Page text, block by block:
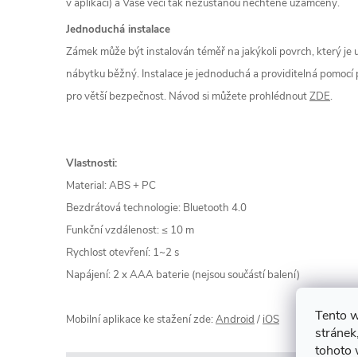
Tento
tohoto
v aplikaci) a Vaše věci tak nezůstanou nechtěně uzamčeny.
Jednoduchá instalace
Zámek může být instalován téměř na jakýkoli povrch, který je
nábytku běžný. Instalace je jednoduchá a providitelná
pro větší bezpečnost. Návod si můžete prohlédnoutZDE.
Vlastnosti:
Material: ABS + PC
Bezdrátová technologie: Bluetooth 4.0
Funkční vzdálenost: ≤ 10 m
Rychlost otevření: 1~2 s
Napájení: 2 x AAA baterie (nejsou součástí balení)
Mobilní aplikace ke stažení zde:Android / iOS